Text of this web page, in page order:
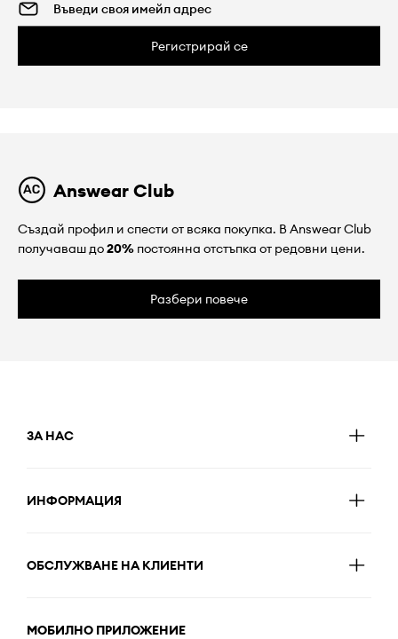
Регистрирай се
Answear Club
Създай профил и спести от всяка покупка. В Answear Club
получаваш до20% постоянна отстъпка от редовни цени.
Разбери повече
ЗА НАС
ИНФОРМАЦИЯ
ОБСЛУЖВАНЕ НА КЛИЕНТИ
МОБИЛНО ПРИЛОЖЕНИЕ